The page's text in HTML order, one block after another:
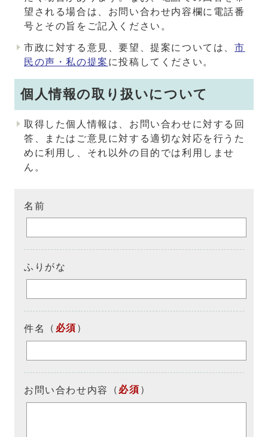
望される場合は、お問い合わせ内容欄に電話番
号とその旨をご記入ください。
市政に対する意見、要望、提案については、 市
民の声・私の提案 に投稿してください。
個人情報の取り扱いについて
取得した個人情報は、お問い合わせに対する回
答、またはご意見に対する適切な対応を行うた
めに利用し、それ以外の目的では利用しませ
ん。
名前
ふりがな
件名 （ 必須 ）
お問い合わせ内容 （ 必須 ）